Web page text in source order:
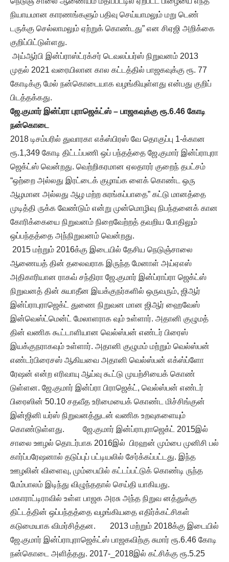
நியாயமான காரணங்களும் பதிவு செய்யாமலும் மறு டெண்
டருக்கு செல்லாமலும் ஏற்றுக் கொண்டது” என சிஏஜி அறிக்கை
குறிப்பிட்டுள்ளது.
அய்ஆர்பி இன்ப்ராஸ்ட்ரக்சர் டெவலப்பர்ஸ் நிறுவனம் 2013
முதல் 2021 வரையிலான கால கட்டத்தில் பாஜகவுக்கு ரூ. 77
கோடிக்கு மேல் நன்கொடையாக வழங்கியுள்ளது என்பது குறிப்
பிடத்தக்கது.
ஜே.குமார் இன்ப்ரா புராஜெக்ட்ஸ் – பாஜகவுக்கு ரூ.6.46 கோடி
நன்கொடை
2018 டிசம்பரில் துவாரகா எக்ஸ்பிரஸ் வே தொகுப்பு 1-க்கான
ரூ.1,349 கோடி திட்டப்பணி ஒப் பந்தத்தை ஜே.குமார் இன்ப்ராபுரா
ஜெக்ட்ஸ் வென்றது. வெற்றிகரமான ஏலதாரர் குறைந் தபட்சம்
“ஒற்றை அல்லது இரட்டைக் குழாய்க ளைக் கொண்ட ஒரு
ஆழமான அல்லது ஆழ மற்ற சுரங்கப்பாதை” கட்டு மானத்தை
முடித்தி ருக்க வேண்டும் என்று முன்மொழிவு நிபந்தனைக் கான
கோரிக்கையை நிறுவனம் நிறைவேற்றத் தவறிய போதிலும்
ஒப்பந்தத்தை அந்நிறுவனம் வென்றது.
2015 மற்றும் 2016க்கு இடையில் தேசிய நெடுஞ்சாலை
ஆணையத் தின் தலைவராக இருந்த மேனாள் அய்ஏஎஸ்
அதிகாரியான ராகவ் சந்திரா ஜே.குமார் இன்ப்ராப்ரா ஜெக்ட்ஸ்
நிறுவனத் தின் சுயாதீன இயக்குநர்களில் ஒருவரும், ஜிஆர்
இன்ப்ராபுராஜெக்ட் துணை நிறுவன மான ஜிஆர் ஹைவேஸ்
இன்வெஸ்ட்மென்ட் மேலாளராக வும் உள்ளார். அதானி குழுமத்
தின் வணிக கூட்டாளியான வெல்ஸ்பன் எண்டர் பிரைஸ்
இயக்குநராகவும் உள்ளார். அதானி குழுமம் மற்றும் வெல்ஸ்பன்
எண்டர்பிரைசஸ் ஆகியவை அதானி வெல்ஸ்பன் எக்ஸ்ப்ளோ
ரேஷன் என்ற எரிவாயு ஆய்வு கூட்டு முயற்சியைக் கொண்
டுள்ளன. ஜே.குமார் இன்ப்ரா பிராஜெக்ட், வெல்ஸ்பன் எண்டர்
பிரைஸின் 50.10 சதவீத உரிமையைக் கொண்ட மிச்சிங்குன்
இன்ஜினி யர்ஸ் நிறுவனத்துடன் வணிக உறவுகளையும்
கொண்டுள்ளது. ஜே.குமார் இன்ப்ராபுராஜெக்ட் 2015இல்
சாலை ஊழல் தொடர்பாக 2016இல் பிரஹன் மும்பை முனிசி பல்
கார்ப்பரேஷனால் தடுப்புப் பட்டியலில் சேர்க்கப்பட்டது. இந்த
ஊழலின் விளைவு, மும்பையில் கட்டப்பட்டுக் கொண்டி ருந்த
மேம்பாலம் இடிந்து விழுந்ததால் செய்தி யாகியது.
மகாராட்டிராவில் உள்ள பாஜக அரசு அந்த நிறுவ னத்துக்கு
திட்டத்தின் ஒப்பந்தத்தை வழங்கியதை எதிர்க்கட்சிகள்
கடுமையாக விமர்சித்தன. 2013 மற்றும் 2018க்கு இடையில்
ஜே.குமார் இன்ப்ராபுராஜெக்ட்ஸ் பாஜகவிற்கு சுமார் ரூ.6.46 கோடி
நன்கொடை அளித்தது. 2017-_2018இல் கட்சிக்கு ரூ.5.25